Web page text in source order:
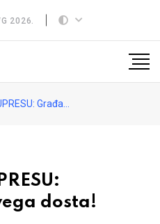
2026.
je svega dosta!
dosta!